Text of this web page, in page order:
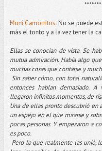
Moni Camorritos. No se puede
más el tonto y a la vez tener la
Ellas se conocían de vista. Se
mutua admiración. Había algo
muchas cosas que contarse y
Sin saber cómo, con total
entonces hablan demasiado.
llegaron infinitos momentos, de
Una de ellas pronto descubrió en
un espejo en el que mirarse y
pocas personas. Y empezaron a
es poco.
Pero lo que realmente las unió,